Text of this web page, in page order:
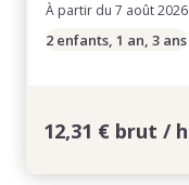
À partir du 7 août 2026
2 enfants, 1 an, 3 ans
12,31 € brut / h